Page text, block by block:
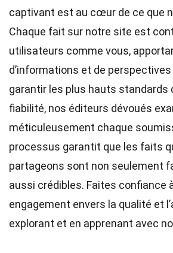
captivant est au cœur de ce que
Chaque fait sur notre site est
utilisateurs comme vous,
d’informations et de
garantir les plus hauts standards
fiabilité, nos éditeurs dévoués
méticuleusement chaque
processus garantit que les faits
partageons sont non seulement
aussi crédibles. Faites confiance
engagement envers la qualité et
explorant et en apprenant avec